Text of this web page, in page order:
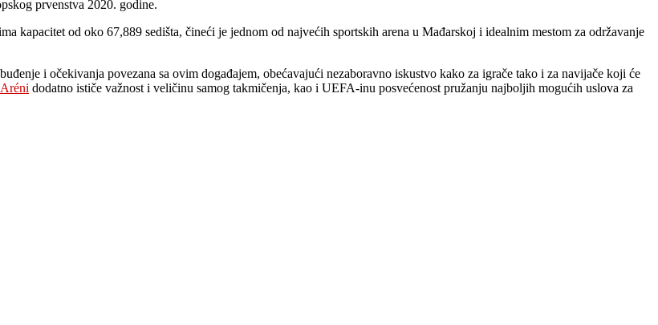
prvenstva 2020. godine.
kapacitet od oko 67,889 sedišta, čineći je jednom od najvećih sportskih arena u Mađarskoj i idealnim mestom za održavanje
i očekivanja povezana sa ovim događajem, obećavajući nezaboravno iskustvo kako za igrače tako i za navijače koji će
dodatno ističe važnost i veličinu samog takmičenja, kao i UEFA-inu posvećenost pružanju najboljih mogućih uslova za